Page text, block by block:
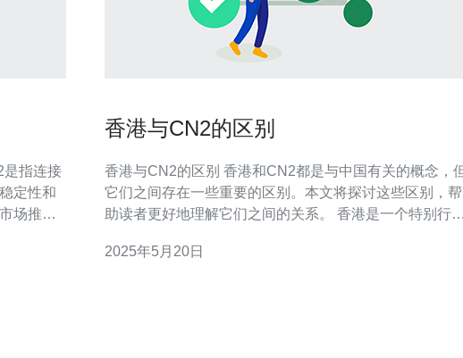
定性和
场推广
，具有
香港与CN2的区别
香港与CN2的区别 香港和CN2都是与中国有关的概念，但
它们之间存在一些重要的区别。本文将探讨这些区别，帮
助读者更好地理解它们之间的关系。 香港是一个特别行政
球有着重要的地位。香港拥有自己的法律体系、货币和政
2025年5月20日